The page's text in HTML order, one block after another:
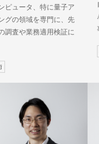
ピュータ、特に量子ア
グの領域を専門に、先
調査や業務適用検証に